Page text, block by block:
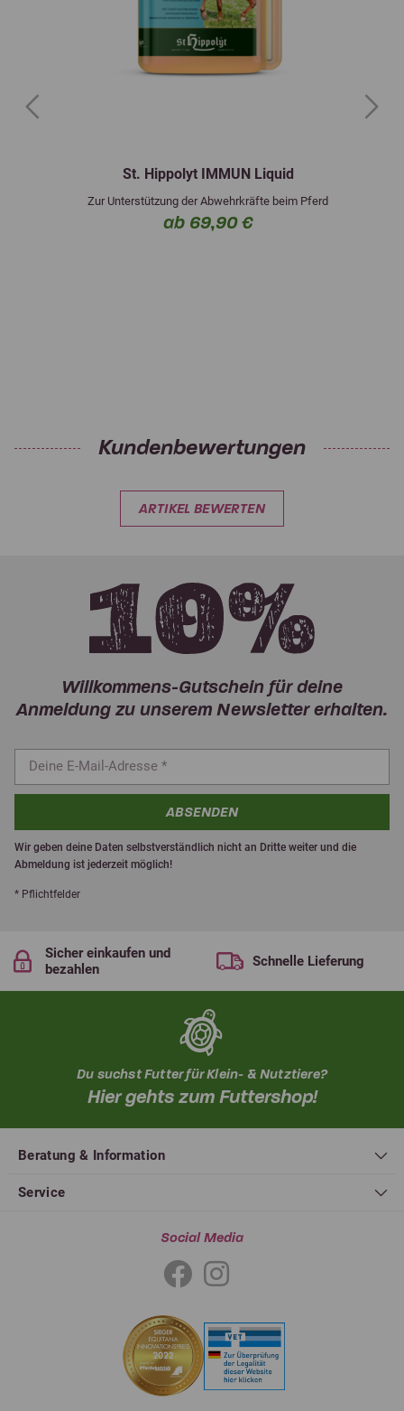
St. Hippolyt IMMUN Liquid
Zur Unterstützung der Abwehrkräfte beim Pferd
ab 69,90 €
Previous Next
Kundenbewertungen
ARTIKEL BEWERTEN
Willkommens-Gutschein für deine
Anmeldung zu unserem Newsletter erhalten.
ABSENDEN
Wir geben deine Daten selbstverständlich nicht an Dritte weiter und die
Abmeldung ist jederzeit möglich!
* Pflichtfelder
Sicher einkaufen und
bezahlen
Schnelle Lieferung
Du suchst Futter für Klein- & Nutztiere?
Hier gehts zum Futtershop!
Beratung & Information
Service
Social Media